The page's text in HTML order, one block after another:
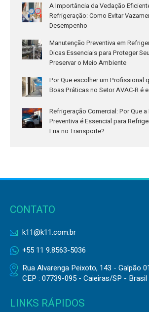
A Importância da Vedação
Refrigeração: Como Evitar
Desempenho
Manutenção Preventiva em
Dicas Essenciais para Proteger
Preservar o Meio Ambiente
Por Que escolher um Profissional
Boas Práticas no Setor AVAC-R é
Refrigeração Comercial: Por Que
Preventiva é Essencial para
Fria no Transporte?
CONTATO
k11@k11.com.br
+55 11 9.8563-5036
Rua Alvarenga Peixoto, 143 - Galpão
CEP : 07739-095 - Caieiras/SP - Brasil
LINKS RÁPIDOS